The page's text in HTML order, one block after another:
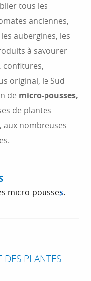
tous les
anciennes,
aubergines, les
à savourer
confitures,
original, le Sud
de micro-pousses,
de plantes
aux nombreuses
micro-pousses.
DES PLANTES